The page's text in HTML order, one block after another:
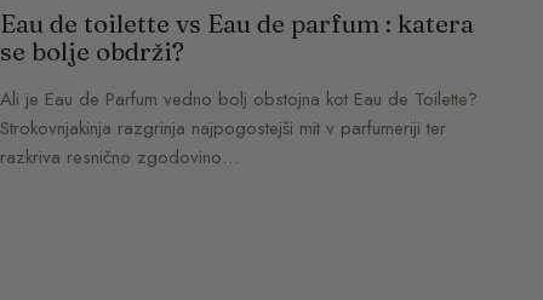
Eau de toilette vs Eau de parfum : katera
se bolje obdrži?
Ali je Eau de Parfum vedno bolj obstojna kot Eau de Toilette?
Strokovnjakinja razgrinja najpogostejši mit v parfumeriji ter
razkriva resnično zgodovino…